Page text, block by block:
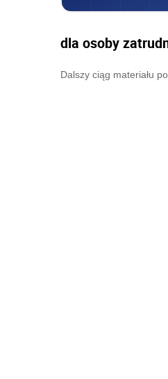
dla osoby
Dalszy ciąg materiału